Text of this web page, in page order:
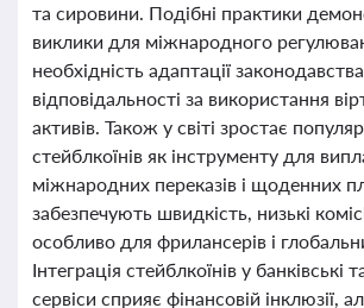
та сировини. Подібні практики
виклики для міжнародного
необхідність адаптації
відповідальності за використання
активів. Також у світі зростає
стейблкоїнів як інструменту для
міжнародних переказів і щоденних
забезпечують швидкість, низькі
особливо для фрилансерів і
Інтеграція стейблкоїнів у банківські
сервіси сприяє фінансовій інклюзії,